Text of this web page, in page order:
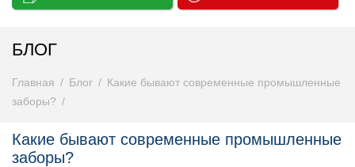
БЛОГ
Главная Блог
Какие бывают современные промышленные
заборы?
Какие бывают современные промышленные
заборы?